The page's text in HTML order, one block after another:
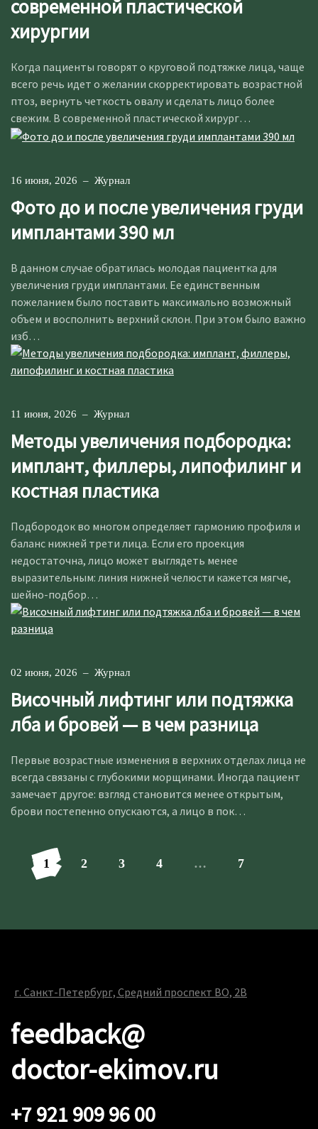
современной пластической
хирургии
Когда пациенты говорят о круговой подтяжке лица, чаще
всего речь идет о желании скорректировать возрастной
птоз, вернуть четкость овалу и сделать лицо более
свежим. В современной пластической хирург…
16 июня, 2026 – Журнал
Фото до и после увеличения груди
имплантами 390 мл
В данном случае обратилась молодая пациентка для
увеличения груди имплантами. Ее единственным
пожеланием было поставить максимально возможный
объем и восполнить верхний склон. При этом было важно
изб…
11 июня, 2026 – Журнал
Методы увеличения подбородка:
имплант, филлеры, липофилинг и
костная пластика
Подбородок во многом определяет гармонию профиля и
баланс нижней трети лица. Если его проекция
недостаточна, лицо может выглядеть менее
выразительным: линия нижней челюсти кажется мягче,
шейно-подбор…
02 июня, 2026 – Журнал
Височный лифтинг или подтяжка
лба и бровей — в чем разница
Первые возрастные изменения в верхних отделах лица не
всегда связаны с глубокими морщинами. Иногда пациент
замечает другое: взгляд становится менее открытым,
брови постепенно опускаются, а лицо в пок…
1 2 3 4 … 7
г. Санкт-Петербург, Средний проспект ВО, 2В
feedback@
doctor-ekimov.ru
+7 921 909 96 00